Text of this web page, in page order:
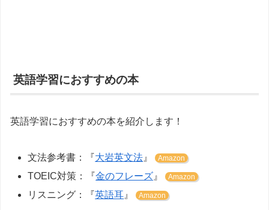
英語学習におすすめの本
英語学習におすすめの本を紹介します！
文法参考書：『大岩英文法 』 Amazon
TOEIC対策：『金のフレーズ 』 Amazon
リスニング：『英語耳 』 Amazon